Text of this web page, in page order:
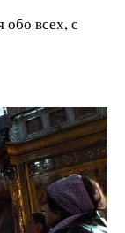
обо всех, с